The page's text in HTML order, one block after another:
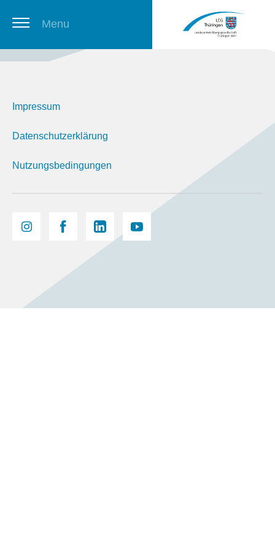
Menu
Newsletter
Impressum
Datenschutzerklärung
Nutzungsbedingungen